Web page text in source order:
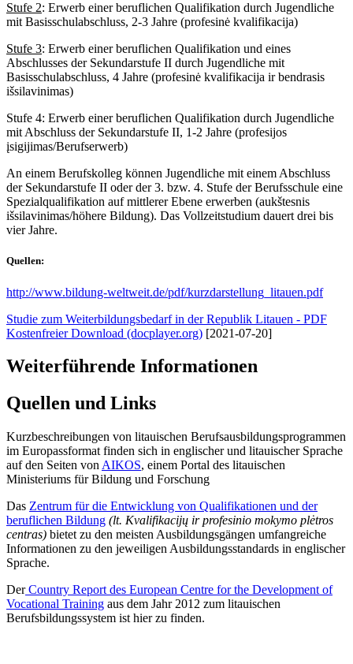
Stufe 2: Erwerb einer beruflichen Qualifikation durch Jugendliche
mit Basisschulabschluss, 2-3 Jahre (profesinė kvalifikacija)
Stufe 3: Erwerb einer beruflichen Qualifikation und eines
Abschlusses der Sekundarstufe II durch Jugendliche mit
Basisschulabschluss, 4 Jahre (profesinė kvalifikacija ir bendrasis
išsilavinimas)
Stufe 4: Erwerb einer beruflichen Qualifikation durch Jugendliche
mit Abschluss der Sekundarstufe II, 1-2 Jahre (profesijos
įsigijimas/Berufserwerb)
An einem Berufskolleg können Jugendliche mit einem Abschluss
der Sekundarstufe II oder der 3. bzw. 4. Stufe der Berufsschule eine
Spezialqualifikation auf mittlerer Ebene erwerben (aukštesnis
išsilavinimas/höhere Bildung). Das Vollzeitstudium dauert drei bis
vier Jahre.
Quellen:
http://www.bildung-weltweit.de/pdf/kurzdarstellung_litauen.pdf
Studie zum Weiterbildungsbedarf in der Republik Litauen - PDF
Kostenfreier Download (docplayer.org) [2021-07-20]
Weiterführende Informationen
Quellen und Links
Kurzbeschreibungen von litauischen Berufsausbildungsprogrammen
im Europassformat finden sich in englischer und litauischer Sprache
auf den Seiten von AIKOS, einem Portal des litauischen
Ministeriums für Bildung und Forschung
Das Zentrum für die Entwicklung von Qualifikationen und der
beruflichen Bildung (lt. Kvalifikacijų ir profesinio mokymo plėtros
centras) bietet zu den meisten Ausbildungsgängen umfangreiche
Informationen zu den jeweiligen Ausbildungsstandards in englischer
Sprache.
DerCountry Report des European Centre for the Development of
Vocational Training aus dem Jahr 2012 zum litauischen
Berufsbildungssystem ist hier zu finden.